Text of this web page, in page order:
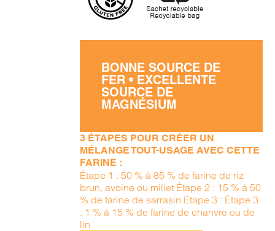
BONNE SOURCE DE
FER • EXCELLENTE
SOURCE DE
MAGNÉSIUM
3 ÉTAPES POUR CRÉER UN
MÉLANGE TOUT-USAGE AVEC CETTE
FARINE :
Étape 1 : 50 % à 85 % de farine de riz
brun, avoine ou millet Étape 2 : 15 % à 50
% de farine de sarrasin Étape 3 : Étape 3
: 1 % à 15 % de farine de chanvre ou de
lin